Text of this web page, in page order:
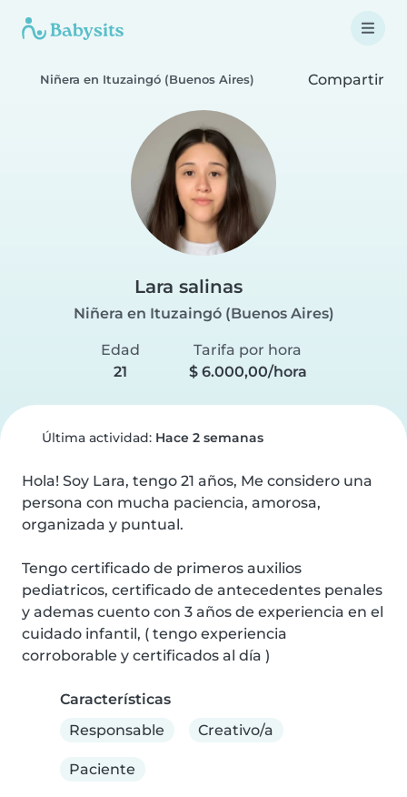
Niñera en Ituzaingó (Buenos Aires) Compartir
Lara salinas
Niñera en Ituzaingó (Buenos Aires)
Edad
21
Tarifa por hora
$ 6.000,00/hora
Última actividad: Hace 2 semanas
Hola! Soy Lara, tengo 21 años, Me considero una
persona con mucha paciencia, amorosa,
organizada y puntual.
Tengo certificado de primeros auxilios
pediatricos, certificado de antecedentes penales
y ademas cuento con 3 años de experiencia en el
cuidado infantil, ( tengo experiencia
corroborable y certificados al día )
Características
Responsable
Creativo/a
Paciente